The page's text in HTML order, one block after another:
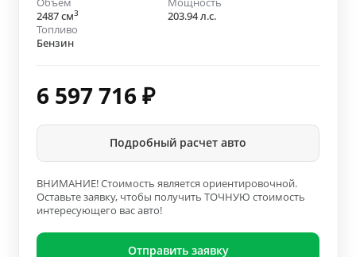
2487 см3
203.94 л.с.
Топливо
Бензин
6 597 716 ₽
Подробный расчет авто
ВНИМАНИЕ! Стоимость является ориентировочной.
Оставьте заявку, чтобы получить ТОЧНУЮ стоимость
интересующего вас авто!
Отправить заявку